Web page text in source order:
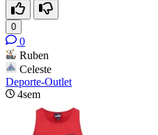
0
0
Ruben
Celeste
Deporte-Outlet
4sem